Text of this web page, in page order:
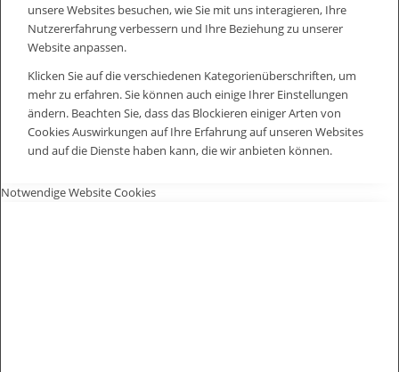
unsere Websites besuchen, wie Sie mit uns interagieren, Ihre
Nutzererfahrung verbessern und Ihre Beziehung zu unserer
Website anpassen.
Klicken Sie auf die verschiedenen Kategorienüberschriften, um
mehr zu erfahren. Sie können auch einige Ihrer Einstellungen
ändern. Beachten Sie, dass das Blockieren einiger Arten von
Cookies Auswirkungen auf Ihre Erfahrung auf unseren Websites
und auf die Dienste haben kann, die wir anbieten können.
Notwendige Website Cookies